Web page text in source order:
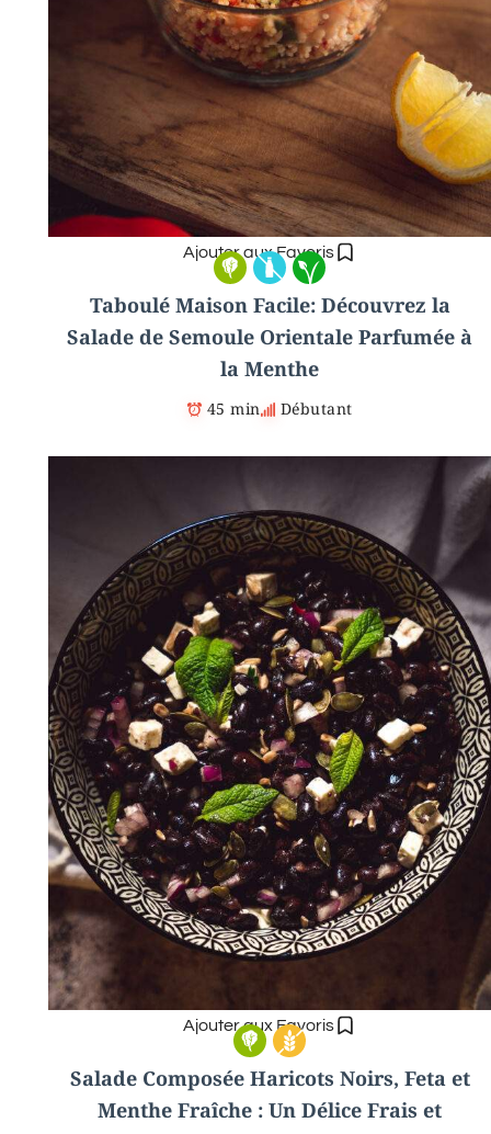
Ajouter aux Favoris
Taboulé Maison Facile: Découvrez la
Salade de Semoule Orientale Parfumée à
la Menthe
45 min Débutant
Ajouter aux Favoris
Salade Composée Haricots Noirs, Feta et
Menthe Fraîche : Un Délice Frais et